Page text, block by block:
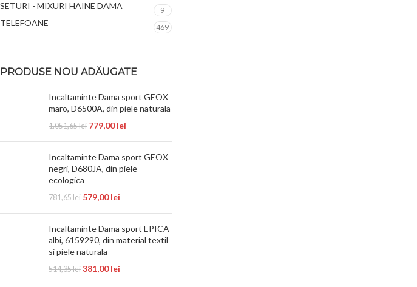
SETURI - MIXURI HAINE DAMA 9
TELEFOANE 469
PRODUSE NOU ADĂUGATE
Incaltaminte Dama sport GEOX
maro, D6500A, din piele naturala
1.051,65lei 779,00lei
Incaltaminte Dama sport GEOX
negri, D680JA, din piele
ecologica
781,65lei 579,00lei
Incaltaminte Dama sport EPICA
albi, 6159290, din material textil
si piele naturala
514,35lei 381,00lei